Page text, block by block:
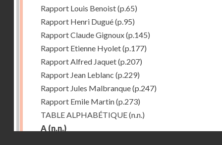
Rapport Louis Benoist(p.65)
Rapport Henri Dugué(p.95)
Rapport Claude Gignoux(p.145)
Rapport Etienne Hyolet(p.177)
Rapport Alfred Jaquet(p.207)
Rapport Jean Leblanc (p.229)
Rapport Jules Malbranque(p.247)
Rapport Emile Martin(p.273)
TABLE ALPHABÉTIQUE(n.n.)
A (n.n.)